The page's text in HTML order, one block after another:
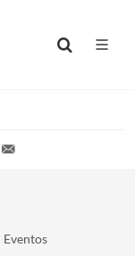
576073
Eventos